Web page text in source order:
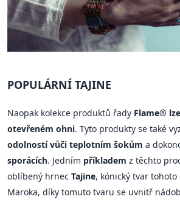
POPULÁRNÍ TAJINE
Naopak kolekce produktů řady Flame®
otevřeném ohni. Tyto produkty se také
odolností vůči teplotním šokům a
sporácích. Jedním příkladem z těchto
oblíbený hrnec Tajine, kónický tvar
Maroka, díky tomuto tvaru se uvnitř